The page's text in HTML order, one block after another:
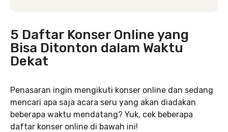
5 Daftar Konser Online yang
Bisa Ditonton dalam Waktu
Dekat
Penasaran ingin mengikuti konser online dan sedang
mencari apa saja acara seru yang akan diadakan
beberapa waktu mendatang? Yuk, cek beberapa
daftar konser online di bawah ini!